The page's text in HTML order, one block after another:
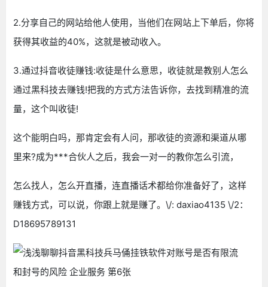
2.分享自己的网站给他人使用，当他们在网站上下单后，你将
获得其收益的40%，这就是被动收入。
3.通过抖音收徒赚钱:收徒是什么意思，收徒就是教别人怎么
通过黑科技去赚钱!把我的方式方法告诉你，去找到精准的流
量，这个叫收徒!
这个能明白吗，那肯定会有人问，那收徒的资源和渠道从哪
里来?成为***合伙人之后，我会一对一的教你怎么引流，
怎么找人，怎么开直播，连直播话术都给你准备好了，这样
赚钱方式，可以说，你跟上就是赚了。\/: daxiao4135 \/2：
D18695789131